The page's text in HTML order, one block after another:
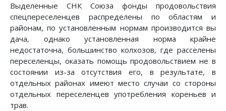
Выделенные СНК Союза фонды продовольствия
спецпереселенцев распределены по областям и
районам, по установленным нормам производится вы
дача, однако установленная норма крайне
недостаточна, большинство колхозов, где расселены
переселенцы, оказать помощь продовольствием не в
состоянии из-за отсутствия его, в результате, в
отдельных районах имеют место случаи со стороны
отдельных переселенцев употребления кореньев и
трав.